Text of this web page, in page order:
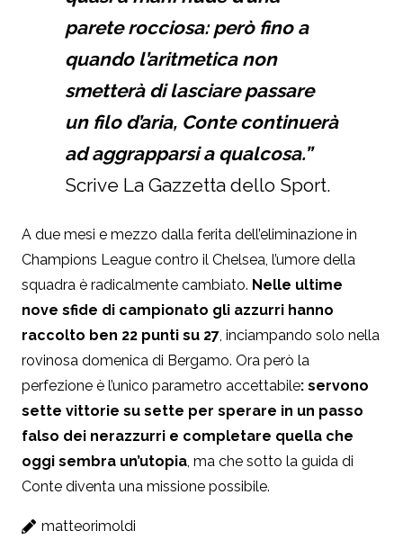
parete rocciosa: però fino a
quando l’aritmetica non
smetterà di lasciare passare
un filo d’aria, Conte continuerà
ad aggrapparsi a qualcosa.”
Scrive La Gazzetta dello Sport.
A due mesi e mezzo dalla ferita dell’eliminazione in
Champions League contro il Chelsea, l’umore della
squadra è radicalmente cambiato. Nelle ultime
nove sfide di campionato gli azzurri hanno
raccolto ben 22 punti su 27, inciampando solo nella
rovinosa domenica di Bergamo. Ora però la
perfezione è l’unico parametro accettabile: servono
sette vittorie su sette per sperare in un passo
falso dei nerazzurri e completare quella che
oggi sembra un’utopia, ma che sotto la guida di
Conte diventa una missione possibile.
matteorimoldi